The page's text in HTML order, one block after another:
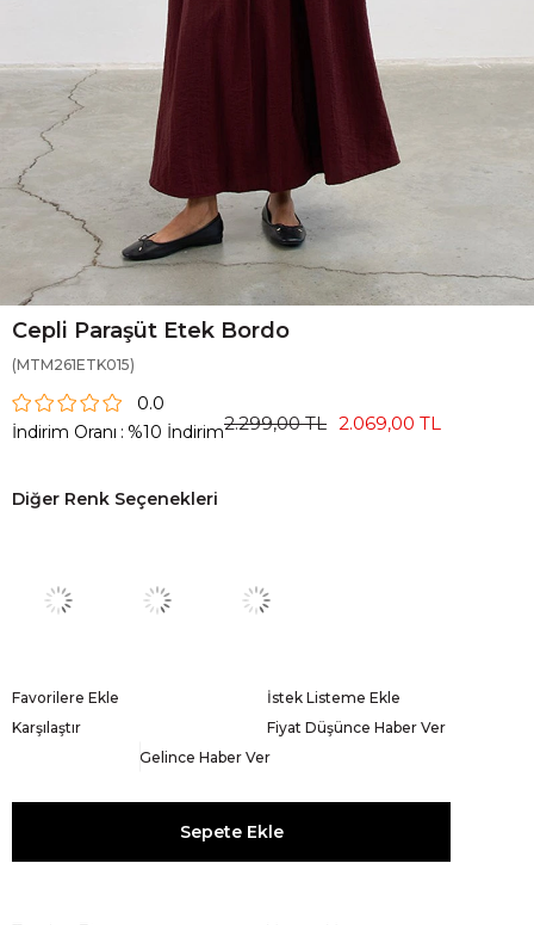
Cepli Paraşüt Etek Bordo
(MTM261ETK015)
0.0
İndirim Oranı : %10 İndirim2.299,00 TL 2.069,00 TL
Diğer Renk Seçenekleri
Favorilere Ekle
İstek Listeme Ekle
Karşılaştır
Fiyat Düşünce Haber Ver
Gelince Haber Ver